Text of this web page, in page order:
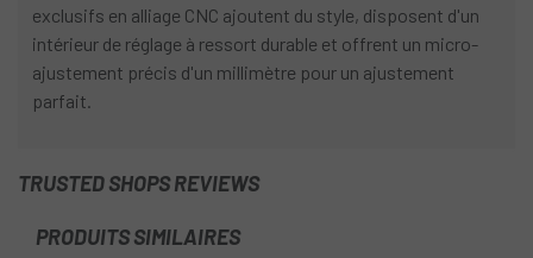
exclusifs en alliage CNC ajoutent du style, disposent d'un
intérieur de réglage à ressort durable et offrent un micro-
ajustement précis d'un millimètre pour un ajustement
parfait.
TRUSTED SHOPS REVIEWS
PRODUITS SIMILAIRES